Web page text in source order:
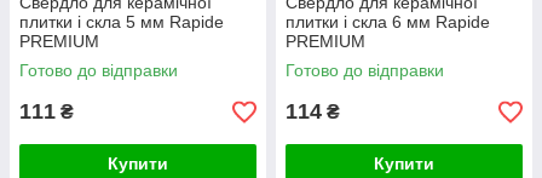
плитки і скла 5 мм Rapide
PREMIUM
Готово до відправки
111 ₴
Купити
плитки і скла 6 мм Rapide
PREMIUM
Готово до відправки
114 ₴
Купити